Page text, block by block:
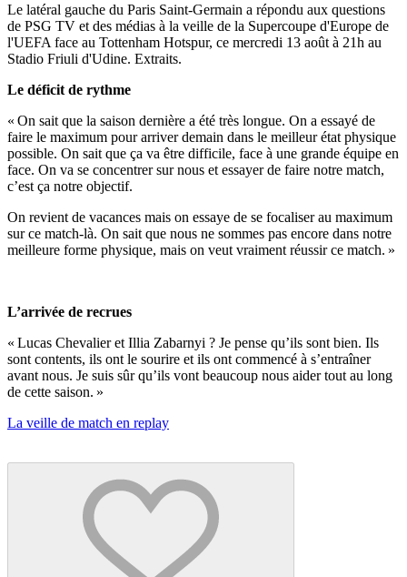
Le latéral gauche du Paris Saint-Germain a répondu aux questions
de PSG TV et des médias à la veille de la Supercoupe d'Europe de
l'UEFA face au Tottenham Hotspur, ce mercredi 13 août à 21h au
Stadio Friuli d'Udine. Extraits.
Le déficit de rythme
« On sait que la saison dernière a été très longue. On a essayé de
faire le maximum pour arriver demain dans le meilleur état physique
possible. On sait que ça va être difficile, face à une grande équipe en
face. On va se concentrer sur nous et essayer de faire notre match,
c’est ça notre objectif.
On revient de vacances mais on essaye de se focaliser au maximum
sur ce match-là. On sait que nous ne sommes pas encore dans notre
meilleure forme physique, mais on veut vraiment réussir ce match. »
L’arrivée de recrues
« Lucas Chevalier et Illia Zabarnyi ? Je pense qu’ils sont bien. Ils
sont contents, ils ont le sourire et ils ont commencé à s’entraîner
avant nous. Je suis sûr qu’ils vont beaucoup nous aider tout au long
de cette saison. »
La veille de match en replay